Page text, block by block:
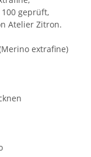
geprüft,
Atelier Zitron.
extrafine)